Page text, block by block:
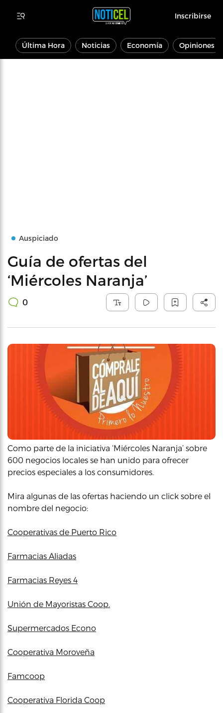
Inscribirse
Última Hora Noticias Economía Opiniones
Auspiciado
Guía de ofertas del
‘Miércoles Naranja’
0
Como parte de la iniciativa ‘Miércoles Naranja’ sobre
600 negocios locales se han unido para ofrecer
precios especiales a los consumidores.
Mira algunas de las ofertas haciendo un click sobre el
nombre del negocio:
Cooperativas de Puerto Rico
Farmacias Aliadas
Farmacias Reyes 4
Unión de Mayoristas Coop.
Supermercados Econo
Cooperativa Moroveña
Famcoop
Cooperativa Florida Coop